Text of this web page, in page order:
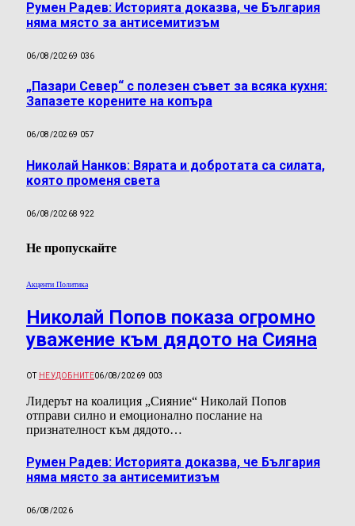
Румен Радев: Историята доказва, че България
няма място за антисемитизъм
06/08/20269 036
„Пазари Север“ с полезен съвет за всяка кухня:
Запазете корените на копъра
06/08/20269 057
Николай Нанков: Вярата и добротата са силата,
която променя света
06/08/20268 922
Не пропускайте
Акценти Политика
Николай Попов показа огромно
уважение към дядото на Сияна
ОТ НЕУДОБНИТЕ06/08/20269 003
Лидерът на коалиция „Сияние“ Николай Попов
отправи силно и емоционално послание на
признателност към дядото…
Румен Радев: Историята доказва, че България
няма място за антисемитизъм
06/08/2026